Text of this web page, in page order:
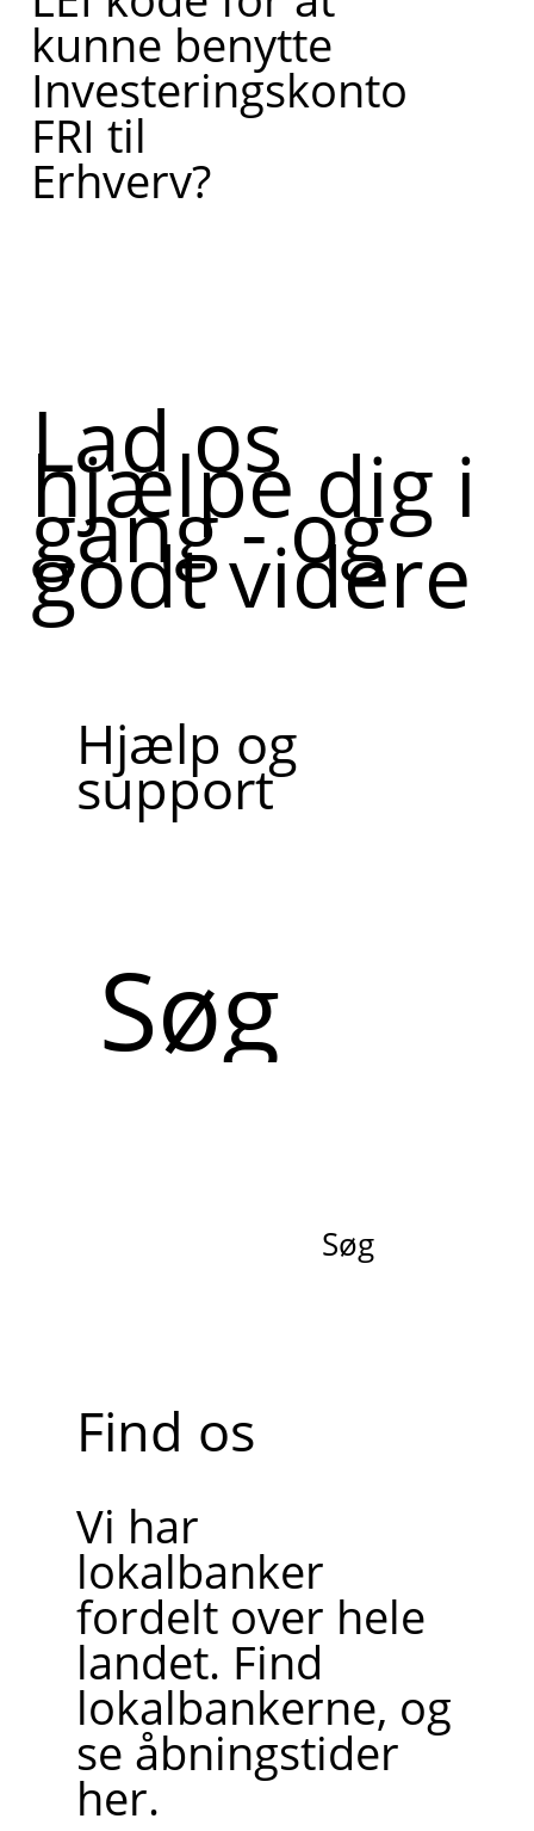
kunne benytte
Investeringskonto
FRI til
Erhverv?
Lad os
hjælpe dig i
gang - og
godt videre
Hjælp og
support
Søg
Find os
Vi har
lokalbanker
fordelt over hele
landet. Find
lokalbankerne, og
se åbningstider
her.